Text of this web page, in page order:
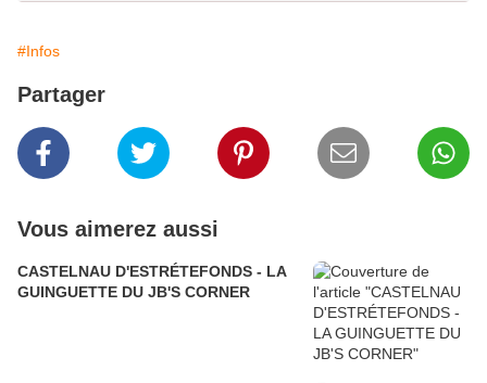
#Infos
Partager
Vous aimerez aussi
CASTELNAU D'ESTRÉTEFONDS - LA
GUINGUETTE DU JB'S CORNER